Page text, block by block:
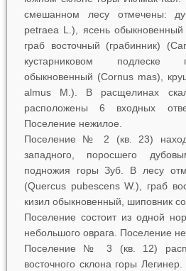
смешанном лесу отмечены:
petraea L.), ясень
граб восточный (грабинник) (
кустарниковом подлеске
обыкновенный (Cornus mas),
almus
M.). В расщелинах
расположены 6 входных
Поселение нежилое.
Поселение № 2 (кв. 23)
западного, поросшего
подножия горы Зуб. В лесу
(Quercus pubescens W.), граб
кизил обыкновенный, шиповник
Поселение состоит из одной
небольшого оврага. Поселение
Поселение № 3 (кв. 12)
восточного склона горы